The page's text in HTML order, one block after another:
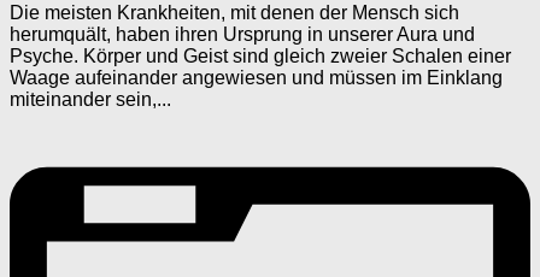
Die meisten Krankheiten, mit denen der Mensch sich
herumquält, haben ihren Ursprung in unserer Aura und
Psyche. Körper und Geist sind gleich zweier Schalen einer
Waage aufeinander angewiesen und müssen im Einklang
miteinander sein,...